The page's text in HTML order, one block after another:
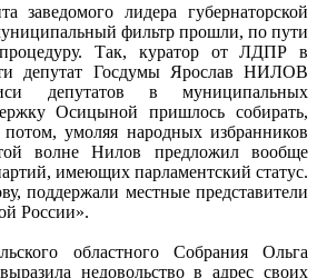
заведомого лидера губернаторской
фильтр прошли, по пути
процедуру. Так, куратор от ЛДПР в
депутат Госдумы Ярослав НИЛОВ
депутатов в муниципальных
Осицыной пришлось собирать,
умоляя народных избранников
волне Нилов предложил вообще
имеющих парламентский статус.
поддержали местные представители
России».
областного Собрания Ольга
недовольство в адрес своих